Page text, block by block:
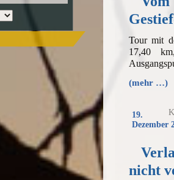
Tour mit
17,40
(mehr …)
19.
Dezember
nicht